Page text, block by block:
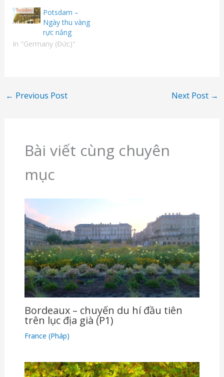
Potsdam –
Ngày thu vàng
rực nắng
In "Germany (Đức)"
← Previous Post Next Post →
Bài viết cùng chuyên
mục
Bordeaux – chuyến du hí đầu tiên
trên lục địa già (P1)
France (Pháp)